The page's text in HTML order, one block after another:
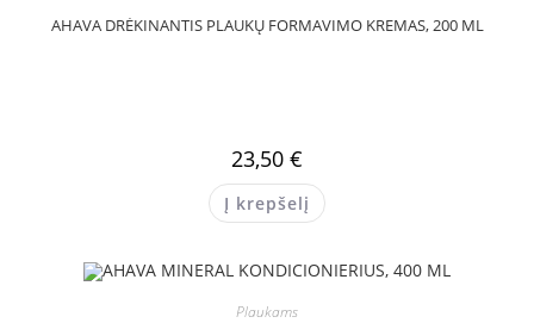
AHAVA DRĖKINANTIS PLAUKŲ FORMAVIMO KREMAS, 200 ML
23,50 €
Į krepšelį
Plaukams